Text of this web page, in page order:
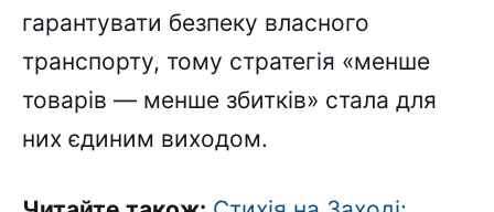
гарантувати безпеку власного
транспорту, тому стратегія «менше
товарів — менше збитків» стала для
них єдиним виходом.